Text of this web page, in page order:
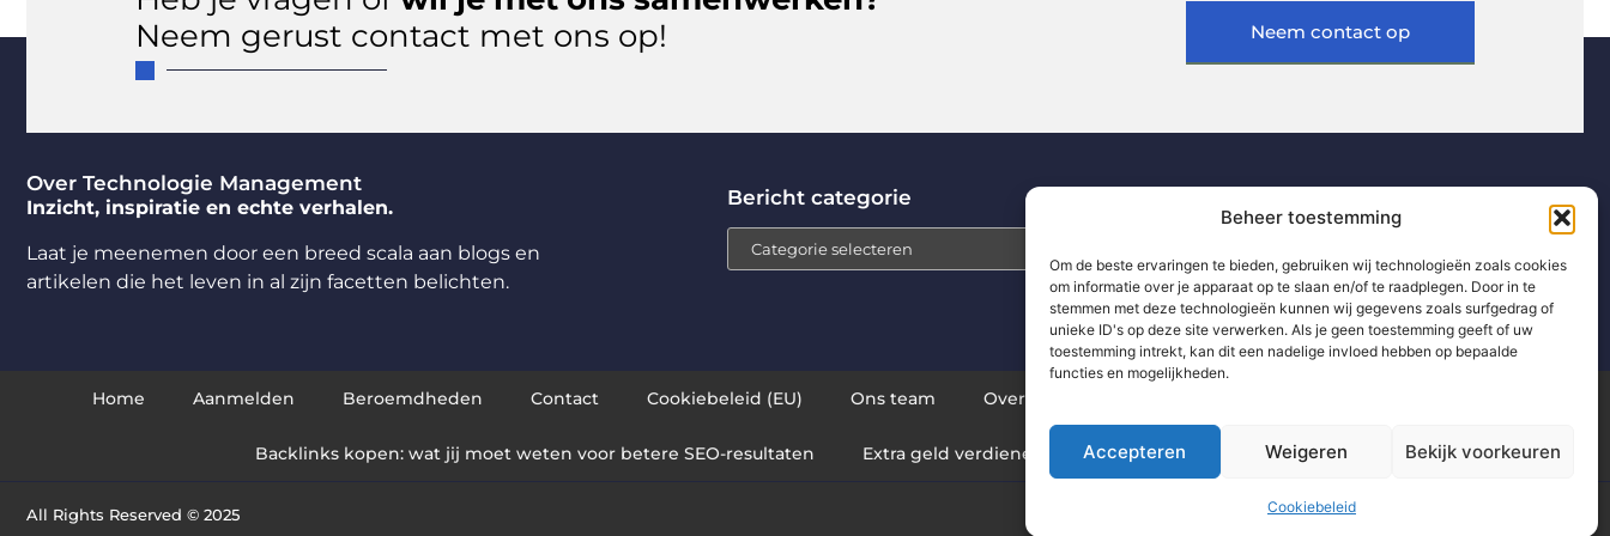
Beheer toestemming
Om de beste ervaringen te bieden, gebruiken wij technologieën zoals cookies
om informatie over je apparaat op te slaan en/of te raadplegen. Door in te
stemmen met deze technologieën kunnen wij gegevens zoals surfgedrag of
unieke ID's op deze site verwerken. Als je geen toestemming geeft of uw
toestemming intrekt, kan dit een nadelige invloed hebben op bepaalde
functies en mogelijkheden.
Accepteren Weigeren Bekijk voorkeuren
Cookiebeleid
Neem gerust contact met ons op!
Neem contact op
Over Technologie Management
Inzicht, inspiratie en echte verhalen.
Laat je meenemen door een breed scala aan blogs en
artikelen die het leven in al zijn facetten belichten.
Bericht categorie
Home Aanmelden Beroemdheden Contact Cookiebeleid (EU) Ons team Over ons
Backlinks kopen: wat jij moet weten voor betere SEO-resultaten Extra geld verdienen: zo pak jij het slim en succesvol aan
All Rights Reserved © 2025 www.technologie-management.nl.